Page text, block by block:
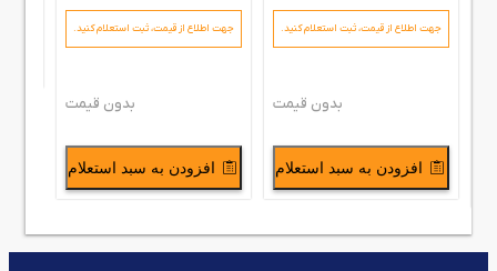
جهت اطلاع از قیمت،‌ ثبت استعلام کنید.
بدون قیمت
افزودن به سبد استعلام
جهت اطلاع از قیمت،‌ ثبت استعلام کنید.
بدون قیمت
افزودن به سبد استعلام